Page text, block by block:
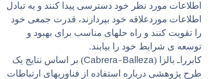
اطلاعات مورد نظر خود دسترسی پیدا کنند و به تبادل
اطلاعات موردعلاقه خود بپردازند، قدرت جمعی خود
را تقویت کنند و راه حلهای مناسب برای بهبود و
توسعه ی شرایط خود را بیابند.
کابرراـ بالزا (Cabrera-Balleza) بر اساس نتایج یک
طرح پژوهشی درباره استفاده از فناوریهای ارتباطات